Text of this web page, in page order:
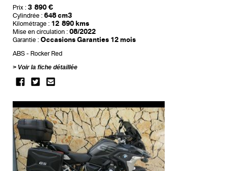
Prix : 3 890 €
Cylindrée : 648 cm3
Kilométrage : 12 890 kms
Mise en circulation : 08/2022
Garantie : Occasions Garanties 12 mois
ABS
Rocker Red
Voir la fiche détaillée